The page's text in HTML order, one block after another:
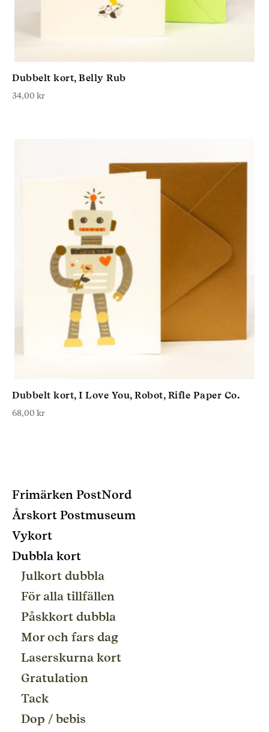
Dubbelt kort, Belly Rub
34,00 kr
Dubbelt kort, I Love You, Robot, Rifle Paper Co.
68,00 kr
Frimärken PostNord
Årskort Postmuseum
Vykort
Dubbla kort
Julkort dubbla
För alla tillfällen
Påskkort dubbla
Mor och fars dag
Laserskurna kort
Gratulation
Tack
Dop / bebis